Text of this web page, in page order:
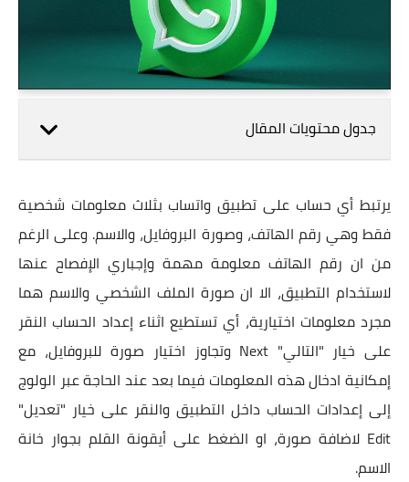
جدول محتويات المقال
يرتبط أي حساب على تطبيق واتساب بثلاث معلومات شخصية
فقط وهي رقم الهاتف، وصورة البروفايل، والاسم. وعلى الرغم
من ان رقم الهاتف معلومة مهمة وإجباري الإفصاح عنها
لاستخدام التطبيق، الا ان صورة الملف الشخصي والاسم هما
مجرد معلومات اختيارية، أي تستطيع اثناء إعداد الحساب النقر
على خيار "التالي" Next وتجاوز اختيار صورة للبروفايل، مع
إمكانية ادخال هذه المعلومات فيما بعد عند الحاجة عبر الولوج
إلى إعدادات الحساب داخل التطبيق والنقر على خيار "تعديل"
Edit لاضافة صورة، او الضغط على أيقونة القلم بجوار خانة
الاسم.